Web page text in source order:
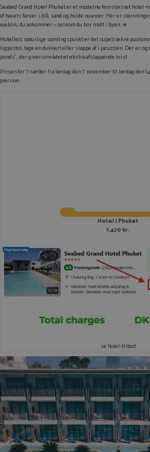
Seabed Grand Hotel Phuket er et moderne femstjernet hotel
af havets farver i blå, sand og hvide nuancer. Her er
øjeblik, du ankommer – selvom du bor midt i byen. ☀️
Hotellets naturlige samlingspunkt er det supelrækre
liggestol, tage en dukkert eller slappe af i jacuzzien. Der er
ponds”, der giver området et ekstra afslappende tvist
Prisen for 7 nætter fra lørdag den 7. november til lørdag den
person.
Hotel i Phuket
1.420 kr.
se hotel-tilbud